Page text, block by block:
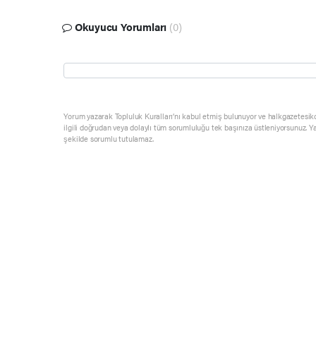
Okuyucu Yorumları (0)
Yorum yazarak Topluluk Kuralları’nı kabul etmiş bulunuyor ve
ilgili doğrudan veya dolaylı tüm sorumluluğu tek başınıza üstleniyorsunuz.
şekilde sorumlu tutulamaz.